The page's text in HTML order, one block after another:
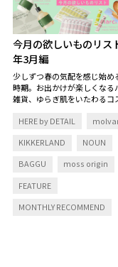
今月の欲しいものリス
年3月編
少しずつ春の気配を感じ始め
時期。お出かけが楽しくなる
雑貨、ゆらぎ肌をいたわるコ
節に選びたいギフトまで。今
した。
HERE by DETAIL
KIKKERLAND NOUN
BAGGU moss origin
FEATURE
MONTHLY RECOMMEND